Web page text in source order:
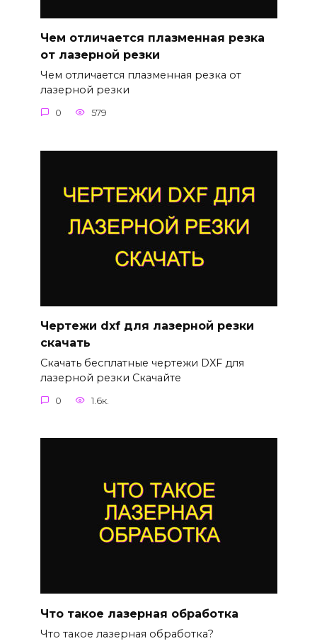
Чем отличается плазменная резка
от лазерной резки
Чем отличается плазменная резка от
лазерной резки
0 579
Чертежи dxf для лазерной резки
скачать
Скачать бесплатные чертежи DXF для
лазерной резки Скачайте
0 1.6к.
Что такое лазерная обработка
Что такое лазерная обработка?